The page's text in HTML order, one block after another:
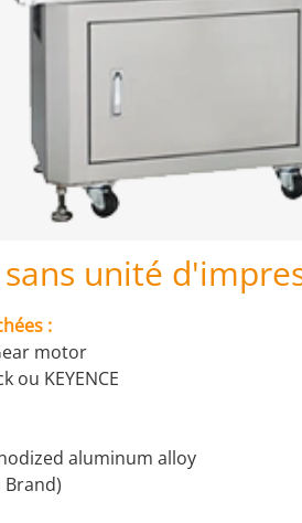
sans unité
:
motor
ou KEYENCE
aluminum alloy
Brand)